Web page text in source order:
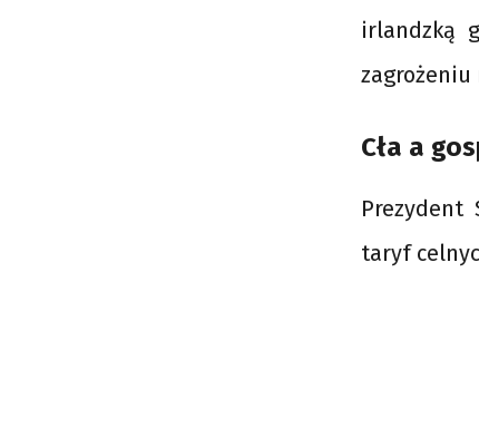
irlandzką
Cła a
Prezydent
taryf